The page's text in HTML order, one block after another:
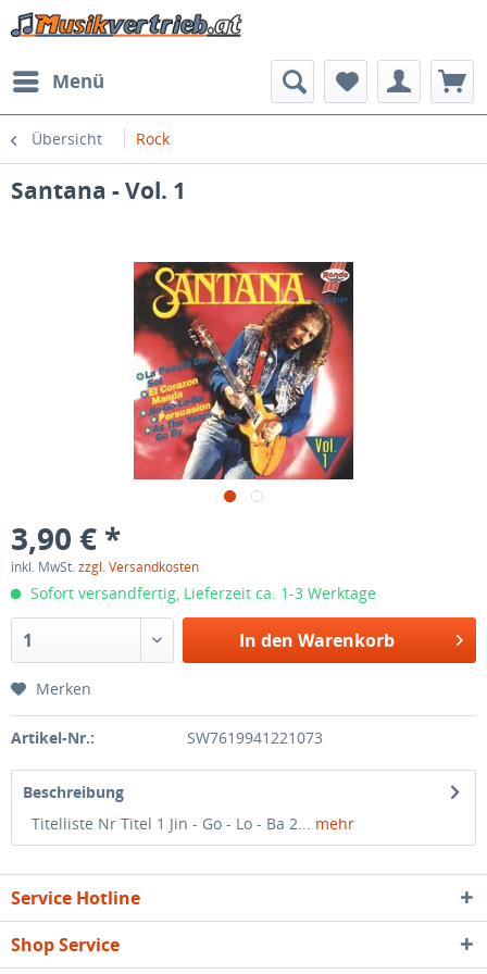
Menü
Übersicht Rock
Santana - Vol. 1
3,90 € *
inkl. MwSt.zzgl. Versandkosten
Sofort versandfertig, Lieferzeit ca. 1-3 Werktage
In den Warenkorb
Merken
Artikel-Nr.: SW7619941221073
Beschreibung
Titelliste Nr Titel 1 Jin - Go - Lo - Ba 2... mehr
Service Hotline
Shop Service